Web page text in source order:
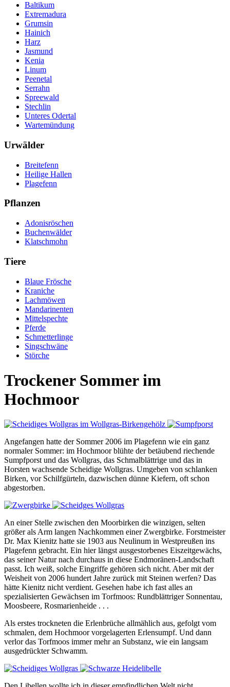
Baltikum
Extremadura
Grumsin
Hainich
Harz
Jasmund
Kenia
Linum
Peenetal
Serrahn
Spreewald
Stechlin
Unteres Odertal
Wartemündung
Urwälder
Breitefenn
Heilige Hallen
Plagefenn
Pflanzen
Adonisröschen
Buchenwälder
Klatschmohn
Tiere
Blaue Frösche
Kraniche
Lachmöwen
Mandarinenten
Mittelspechte
Pferde
Schmetterlinge
Singschwäne
Störche
Trockener Sommer im
Hochmoor
Angefangen hatte der Sommer 2006 im Plagefenn wie ein ganz
normaler Sommer: im Hochmoor blühte der betäubend riechende
Sumpfporst und das Wollgras, das Schmalblättrige und das in
Horsten wachsende Scheidige Wollgras. Umgeben von schlanken
Birken, vor Schilfgürteln, dazwischen dünne Kiefern, oft schon
abgestorben.
An einer Stelle zwischen den Moorbirken die winzigen, selten
größer als Arm langen Nachkommen einer Zwergbirke. Forstmeister
Dr. Max Kienitz hatte sie 1903 aus Neulinum in Westpreußen ins
Plagefenn gebracht. Ein hier längst ausgestorbenes Eiszeitgewächs,
das seiner Natur nach durchaus in diese Endmoränen-Landschaft
passt. Ich weiß, solche Eingriffe gehören sich nicht. Aber mit der
Weisheit von 2006 hundert Jahre zurück mit Steinen werfen? Das
hätte Kienitz nicht verdient. Gesehen habe ich fast alles an
spezialisierten Gewächsen im Torfmoos: Rundblättriger Sonnentau,
Moosbeere, Rosmarienheide . . .
Als erstes trockneten die Erlenbrüche allmählich aus, gefolgt vom
schmalen, dem Hochmoor vorgelagerten Erlensumpf. Und dann
verlor das Torfmoos immer mehr an Substanz, wie ein langsam
ausgedrückter Schwamm.